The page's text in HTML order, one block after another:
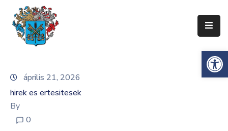
Ismerje
Zenta
Község
Önkormányzata
április 21, 2026
hirek es ertesitesek
By
0